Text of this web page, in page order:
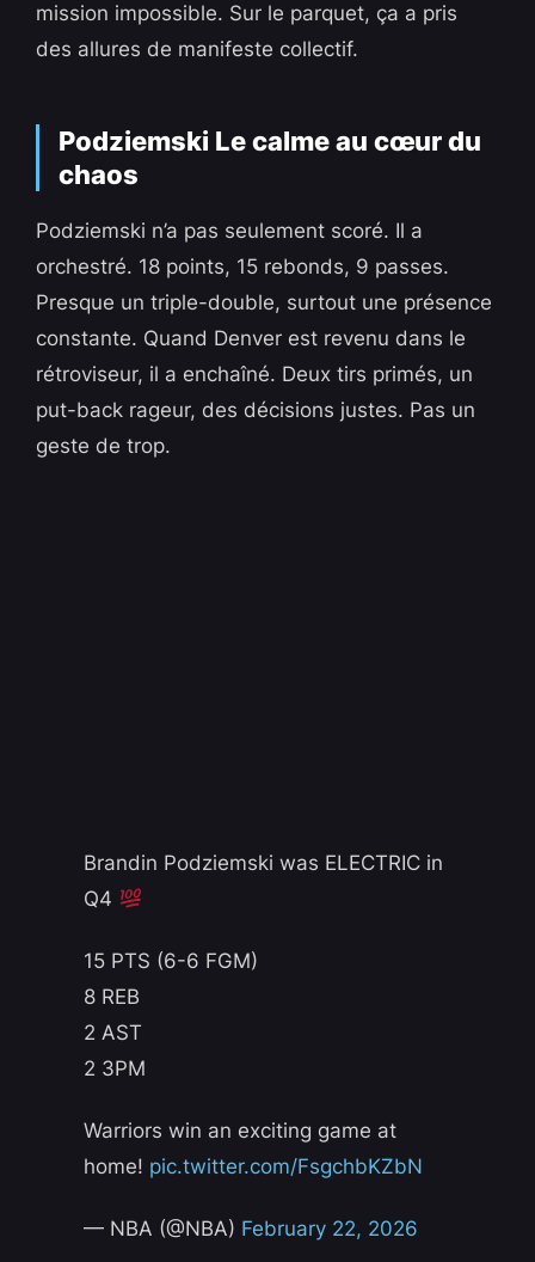
mission impossible. Sur le parquet, ça a pris
des allures de manifeste collectif.
Podziemski Le calme au cœur du
chaos
Podziemski n’a pas seulement scoré. Il a
orchestré. 18 points, 15 rebonds, 9 passes.
Presque un triple-double, surtout une présence
constante. Quand Denver est revenu dans le
rétroviseur, il a enchaîné. Deux tirs primés, un
put-back rageur, des décisions justes. Pas un
geste de trop.
Brandin Podziemski was ELECTRIC in
Q4
15 PTS (6-6 FGM)
8 REB
2 AST
2 3PM
Warriors win an exciting game at
home! pic.twitter.com/FsgchbKZbN
— NBA (@NBA) February 22, 2026